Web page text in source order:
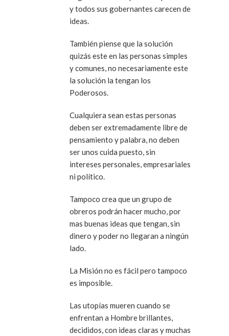
y todos sus gobernantes carecen de
ideas.
También piense que la solución
quizás este en las personas simples
y comunes, no necesariamente este
la solución la tengan los
Poderosos.
Cualquiera sean estas personas
deben ser extremadamente libre de
pensamiento y palabra, no deben
ser unos cuida puesto, sin
intereses personales, empresariales
ni político.
Tampoco crea que un grupo de
obreros podrán hacer mucho, por
mas buenas ideas que tengan, sin
dinero y poder no llegaran a ningún
lado.
La Misión no es fácil pero tampoco
es imposible.
Las utopías mueren cuando se
enfrentan a Hombre brillantes,
decididos, con ideas claras y muchas